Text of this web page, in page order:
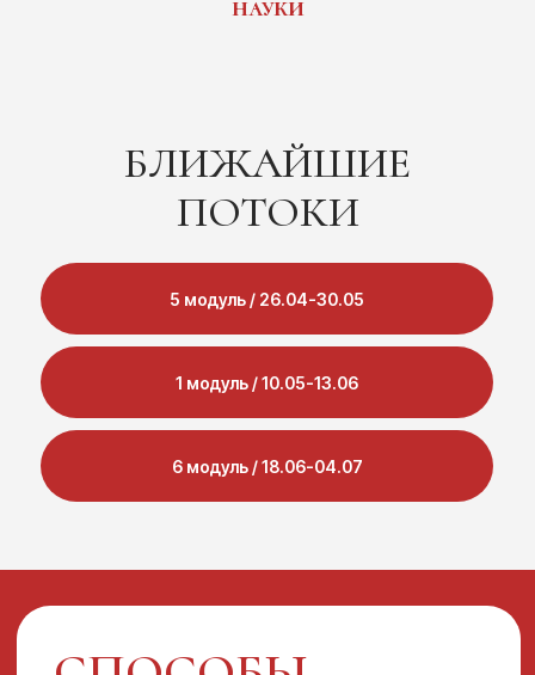
науки
БЛИЖАЙШИЕ
ПОТОКИ
5 модуль / 26.04-30.05
1 модуль / 10.05-13.06
6 модуль / 18.06-04.07